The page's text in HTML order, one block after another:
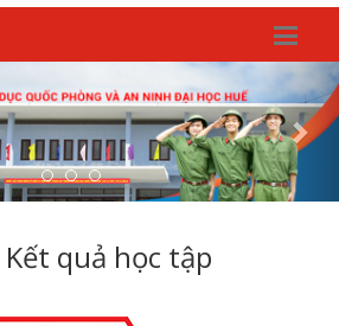
quả học tập